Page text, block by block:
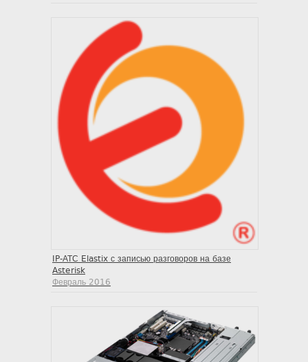
IP-АТС Elastix с записью разговоров на базе
Asterisk
Февраль 2016